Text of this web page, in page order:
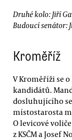
Druhé kolo: Jiří
Budoucí senátor:
Kroměříž
V Kroměříži se
kandidátů.
dosluhujícího
místostarosta
O levicové
z KSČM a Josef